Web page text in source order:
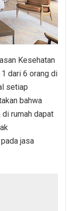
Kesehatan
dari 6 orang di
setiap
bahwa
rumah dapat
jasa